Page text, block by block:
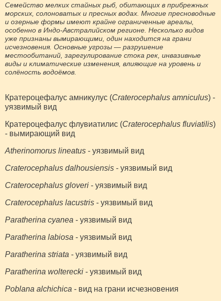
Семейство мелких стайных рыб, обитающих в прибрежных
морских, солоноватых и пресных водах. Многие пресноводные
и озерные формы имеют крайне ограниченные ареалы,
особенно в Индо-Австралийском регионе. Несколько видов
уже признаны вымирающими, один находится на грани
исчезновения. Основные угрозы — разрушение
местообитаний, зарегулирование стока рек, инвазивные
виды и климатические изменения, влияющие на уровень и
солёность водоёмов.
Кратероцефалус амникулус (Craterocephalus amniculus) -
уязвимый вид
Кратероцефалус флувиатилис (Craterocephalus fluviatilis)
- вымирающий вид
Atherinomorus lineatus - уязвимый вид
Craterocephalus dalhousiensis - уязвимый вид
Craterocephalus gloveri - уязвимый вид
Craterocephalus lacustris - уязвимый вид
Paratherina cyanea - уязвимый вид
Paratherina labiosa - уязвимый вид
Paratherina striata - уязвимый вид
Paratherina wolterecki - уязвимый вид
Poblana alchichica - вид на грани исчезновения